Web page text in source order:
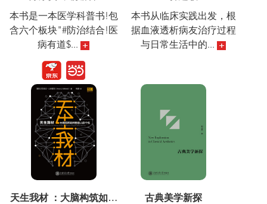
本书是一本医学科普书!包
含六个板块"#防治结合!医
病有道$...
本书从临床实践出发，根
据血液透析病友治疗过程
与日常生活中的...
天生我材 ：大脑构筑如何
古典美学新探